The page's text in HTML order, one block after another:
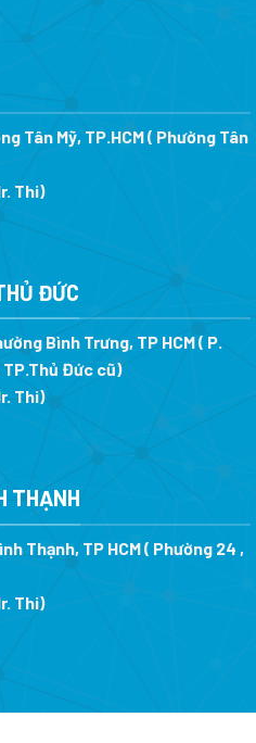
Tân Mỹ, TP.HCM ( Phường Tân
Thi)
ĐỨC
Bình Trưng, TP HCM ( P.
TP.Thủ Đức cũ)
Thi)
THẠNH
Thạnh, TP HCM ( Phường 24 ,
Thi)